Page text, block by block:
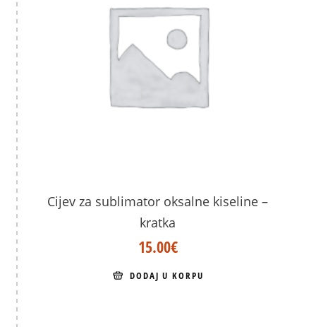
Cijev za sublimator oksalne kiseline –
kratka
15.00€
DODAJ U KORPU